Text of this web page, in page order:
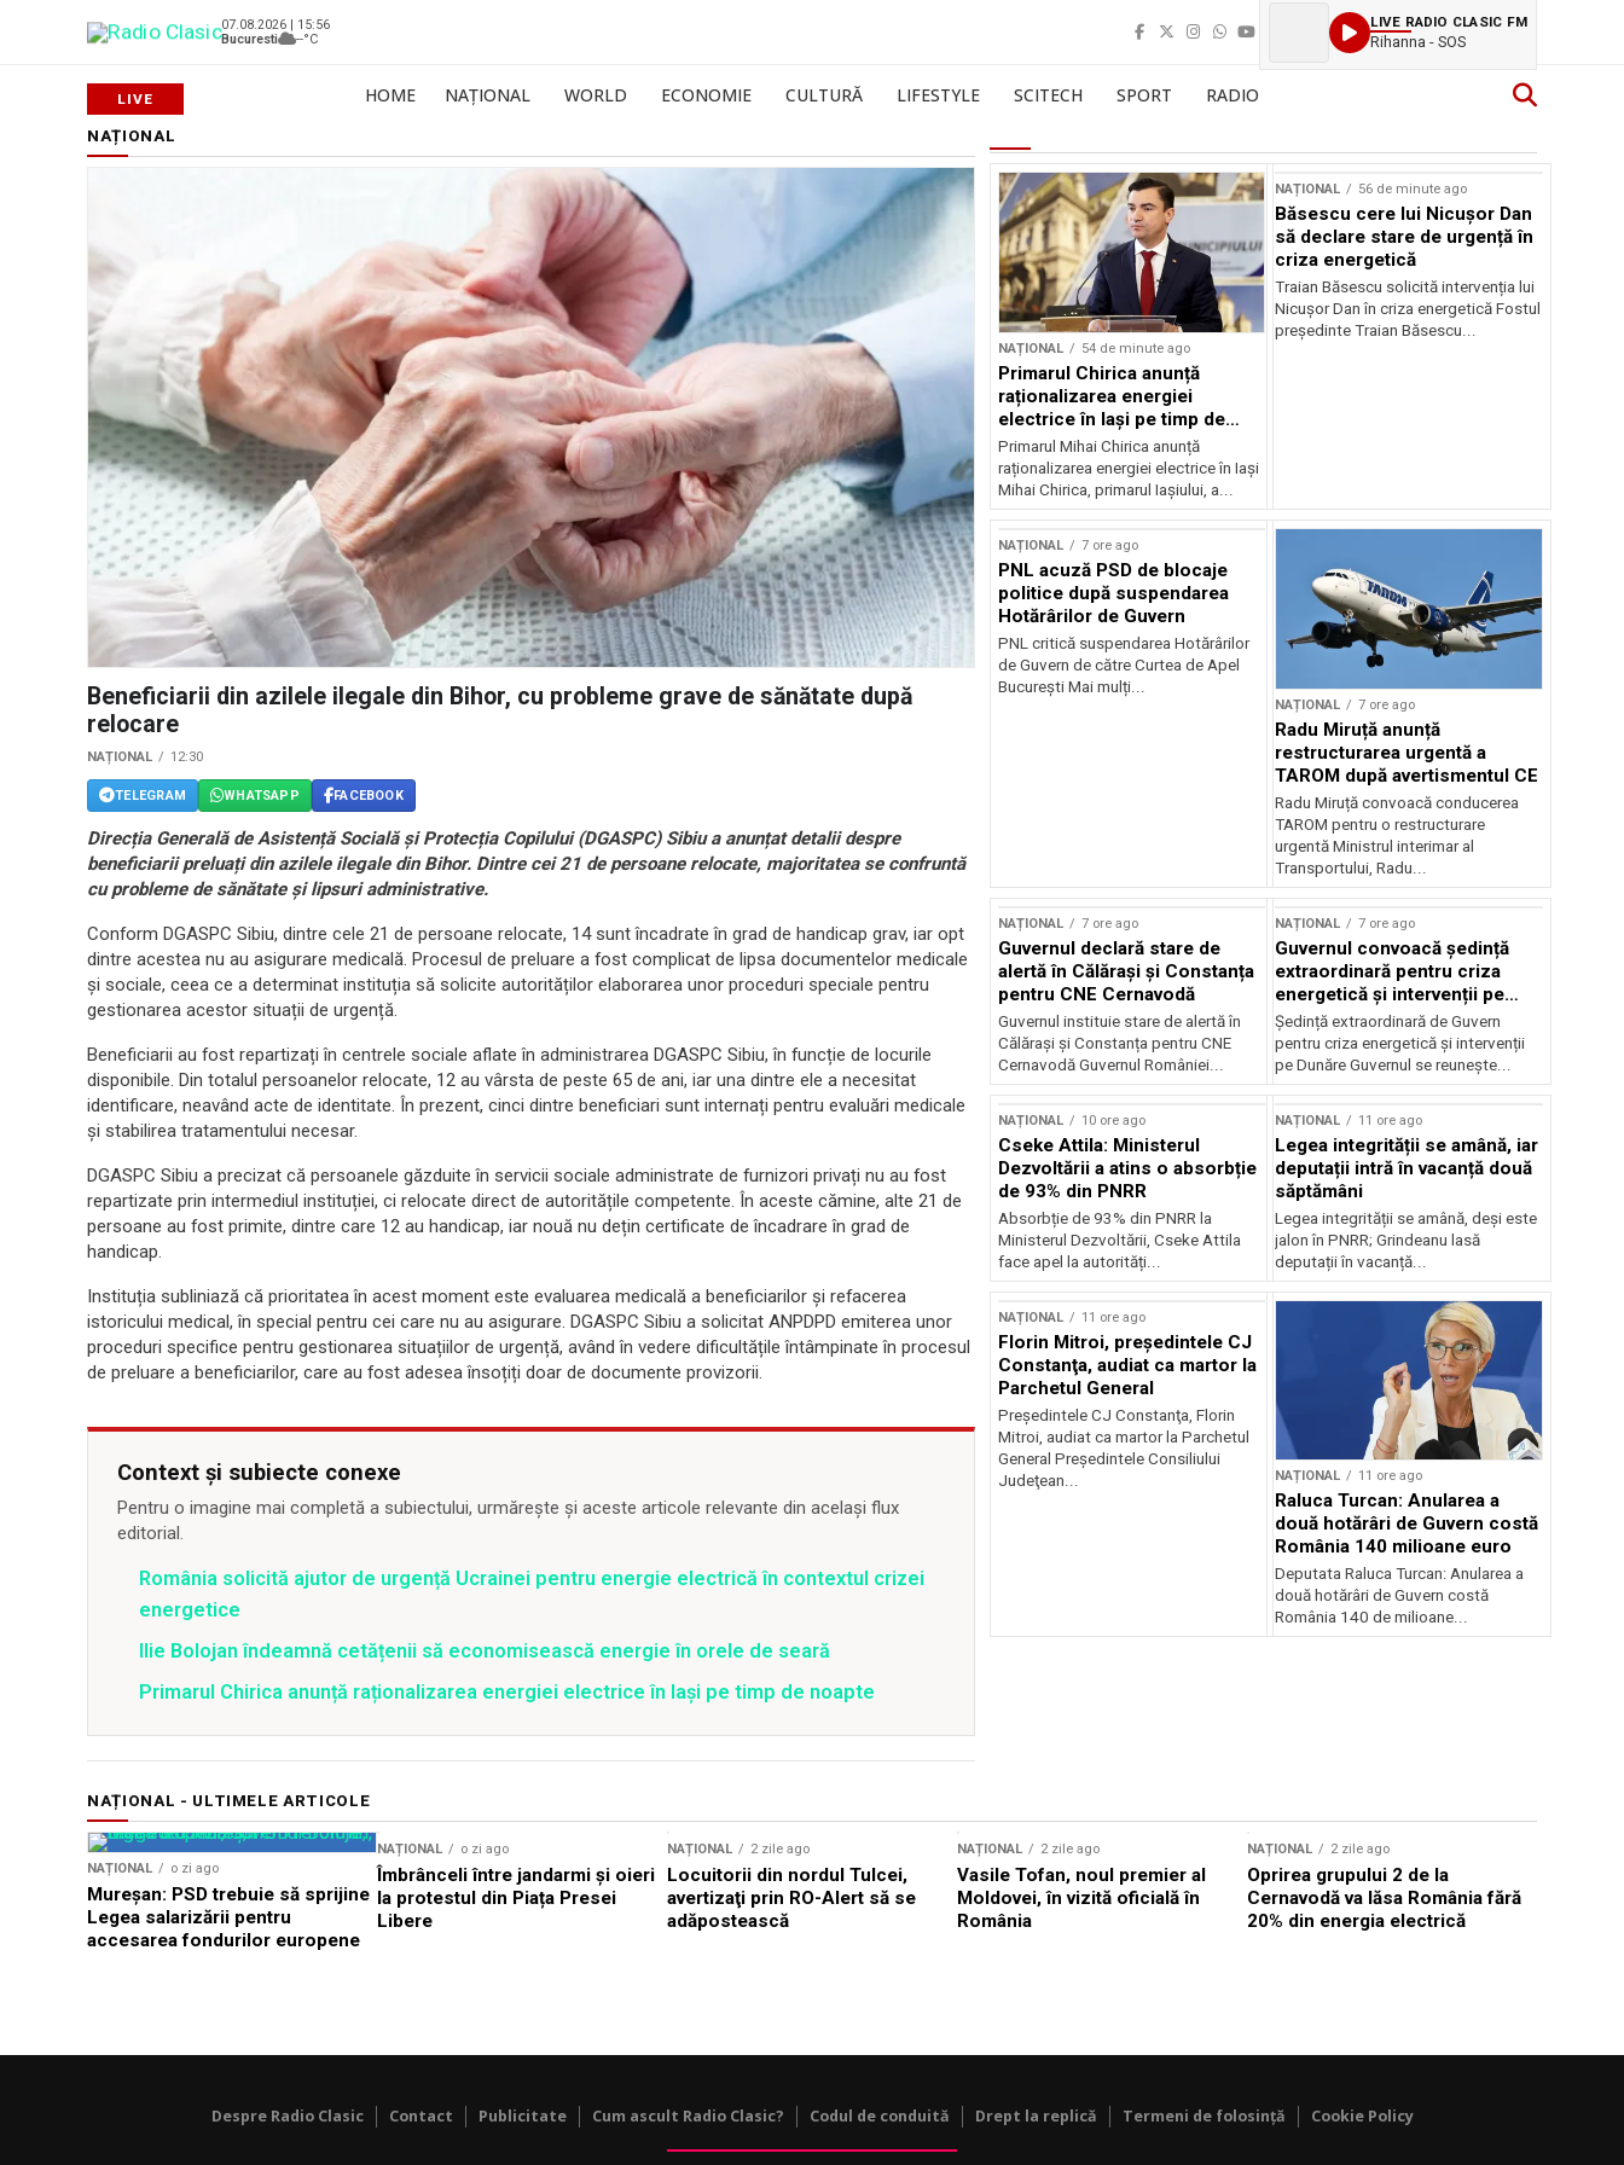
07.08.2026 | 15:56
Bucuresti
--°C
LIVE RADIO CLASIC FM
Rihanna - SOS
HOME NAȚIONAL WORLD ECONOMIE CULTURĂ LIFESTYLE SCITECH SPORT RADIO
NAȚIONAL
Beneficiarii din azilele ilegale din Bihor, cu probleme grave de sănătate după
relocare
NAȚIONAL 12:30
TELEGRAM WHATSAPP FACEBOOK
Direcția Generală de Asistență Socială și Protecția Copilului (DGASPC) Sibiu a anunțat detalii despre
beneficiarii preluați din azilele ilegale din Bihor. Dintre cei 21 de persoane relocate, majoritatea se confruntă
cu probleme de sănătate și lipsuri administrative.
Conform DGASPC Sibiu, dintre cele 21 de persoane relocate, 14 sunt încadrate în grad de handicap grav, iar opt
dintre acestea nu au asigurare medicală. Procesul de preluare a fost complicat de lipsa documentelor medicale
și sociale, ceea ce a determinat instituția să solicite autorităților elaborarea unor proceduri speciale pentru
gestionarea acestor situații de urgență.
Beneficiarii au fost repartizați în centrele sociale aflate în administrarea DGASPC Sibiu, în funcție de locurile
disponibile. Din totalul persoanelor relocate, 12 au vârsta de peste 65 de ani, iar una dintre ele a necesitat
identificare, neavând acte de identitate. În prezent, cinci dintre beneficiari sunt internați pentru evaluări medicale
și stabilirea tratamentului necesar.
DGASPC Sibiu a precizat că persoanele găzduite în servicii sociale administrate de furnizori privați nu au fost
repartizate prin intermediul instituției, ci relocate direct de autoritățile competente. În aceste cămine, alte 21 de
persoane au fost primite, dintre care 12 au handicap, iar nouă nu dețin certificate de încadrare în grad de
handicap.
Instituția subliniază că prioritatea în acest moment este evaluarea medicală a beneficiarilor și refacerea
istoricului medical, în special pentru cei care nu au asigurare. DGASPC Sibiu a solicitat ANPDPD emiterea unor
proceduri specifice pentru gestionarea situațiilor de urgență, având în vedere dificultățile întâmpinate în procesul
de preluare a beneficiarilor, care au fost adesea însoțiți doar de documente provizorii.
Context și subiecte conexe
Pentru o imagine mai completă a subiectului, urmărește și aceste articole relevante din același flux
editorial.
România solicită ajutor de urgență Ucrainei pentru energie electrică în contextul crizei
energetice
Ilie Bolojan îndeamnă cetățenii să economisească energie în orele de seară
Primarul Chirica anunță raționalizarea energiei electrice în Iași pe timp de noapte
NAȚIONAL 54 de minute ago
Primarul Chirica anunță
raționalizarea energiei
electrice în Iași pe timp de
noapte
Primarul Mihai Chirica anunță
raționalizarea energiei electrice în Iași
Mihai Chirica, primarul Iașiului, a...
NAȚIONAL 56 de minute ago
Băsescu cere lui Nicușor Dan
să declare stare de urgență în
criza energetică
Traian Băsescu solicită intervenția lui
Nicușor Dan în criza energetică Fostul
președinte Traian Băsescu...
NAȚIONAL 7 ore ago
PNL acuză PSD de blocaje
politice după suspendarea
Hotărârilor de Guvern
PNL critică suspendarea Hotărârilor
de Guvern de către Curtea de Apel
București Mai mulți...
NAȚIONAL 7 ore ago
Radu Miruță anunță
restructurarea urgentă a
TAROM după avertismentul CE
Radu Miruță convoacă conducerea
TAROM pentru o restructurare
urgentă Ministrul interimar al
Transportului, Radu...
NAȚIONAL 7 ore ago
Guvernul declară stare de
alertă în Călărași și Constanța
pentru CNE Cernavodă
Guvernul instituie stare de alertă în
Călărași și Constanța pentru CNE
Cernavodă Guvernul României...
NAȚIONAL 7 ore ago
Guvernul convoacă ședință
extraordinară pentru criza
energetică și intervenții pe
Dunăre
Ședință extraordinară de Guvern
pentru criza energetică și intervenții
pe Dunăre Guvernul se reunește...
NAȚIONAL 10 ore ago
Cseke Attila: Ministerul
Dezvoltării a atins o absorbție
de 93% din PNRR
Absorbție de 93% din PNRR la
Ministerul Dezvoltării, Cseke Attila
face apel la autorități...
NAȚIONAL 11 ore ago
Legea integrității se amână, iar
deputații intră în vacanță două
săptămâni
Legea integrității se amână, deși este
jalon în PNRR; Grindeanu lasă
deputații în vacanță...
NAȚIONAL 11 ore ago
Florin Mitroi, preşedintele CJ
Constanţa, audiat ca martor la
Parchetul General
Preşedintele CJ Constanţa, Florin
Mitroi, audiat ca martor la Parchetul
General Preşedintele Consiliului
Judeţean...
NAȚIONAL 11 ore ago
Raluca Turcan: Anularea a
două hotărâri de Guvern costă
România 140 milioane euro
Deputata Raluca Turcan: Anularea a
două hotărâri de Guvern costă
România 140 de milioane...
NAȚIONAL - ULTIMELE ARTICOLE
NAȚIONAL o zi ago
Mureșan: PSD trebuie să sprijine
Legea salarizării pentru
accesarea fondurilor europene
NAȚIONAL o zi ago
Îmbrânceli între jandarmi și oieri
la protestul din Piața Presei
Libere
NAȚIONAL 2 zile ago
Locuitorii din nordul Tulcei,
avertizaţi prin RO-Alert să se
adăpostească
NAȚIONAL 2 zile ago
Vasile Tofan, noul premier al
Moldovei, în vizită oficială în
România
NAȚIONAL 2 zile ago
Oprirea grupului 2 de la
Cernavodă va lăsa România fără
20% din energia electrică
Despre Radio Clasic Contact Publicitate Cum ascult Radio Clasic? Codul de conduită Drept la replică Termeni de folosință Cookie Policy